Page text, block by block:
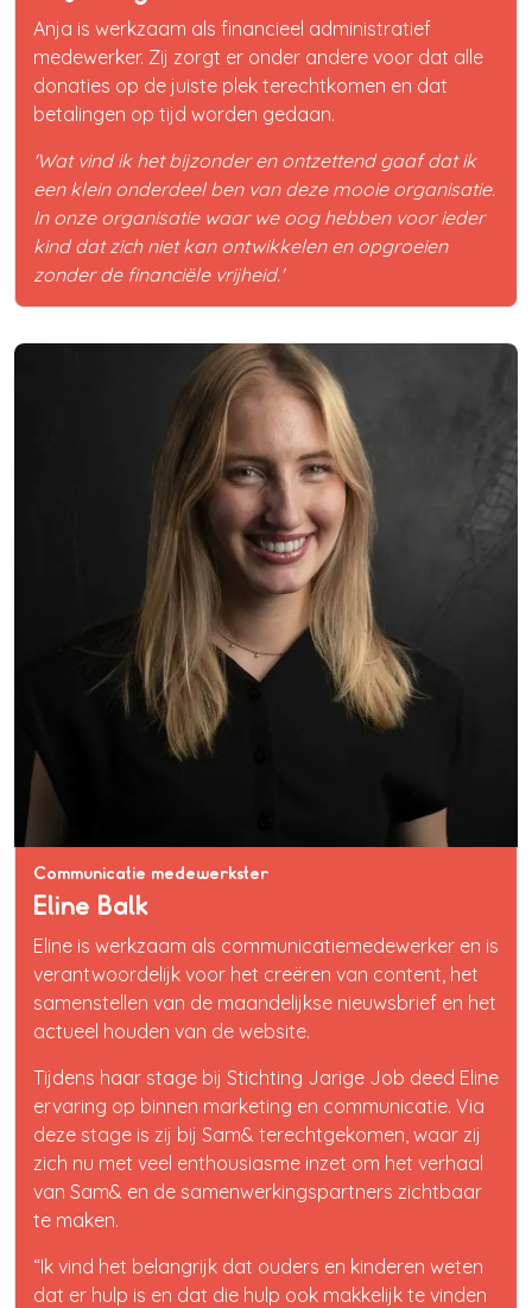
Anja is werkzaam als financieel administratief
medewerker. Zij zorgt er onder andere voor dat alle
donaties op de juiste plek terechtkomen en dat
betalingen op tijd worden gedaan.
'Wat vind ik het bijzonder en ontzettend gaaf dat ik
een klein onderdeel ben van deze mooie organisatie.
In onze organisatie waar we oog hebben voor ieder
kind dat zich niet kan ontwikkelen en opgroeien
zonder de financiële vrijheid.'
Communicatie medewerkster
Eline Balk
Eline is werkzaam als communicatiemedewerker en is
verantwoordelijk voor het creëren van content, het
samenstellen van de maandelijkse nieuwsbrief en het
actueel houden van de website.
Tijdens haar stage bij Stichting Jarige Job deed Eline
ervaring op binnen marketing en communicatie. Via
deze stage is zij bij Sam& terechtgekomen, waar zij
zich nu met veel enthousiasme inzet om het verhaal
van Sam& en de samenwerkingspartners zichtbaar
te maken.
“Ik vind het belangrijk dat ouders en kinderen weten
dat er hulp is en dat die hulp ook makkelijk te vinden